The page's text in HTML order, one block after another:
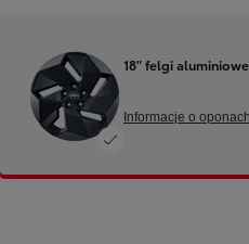
18" felgi
Informacje o oponach